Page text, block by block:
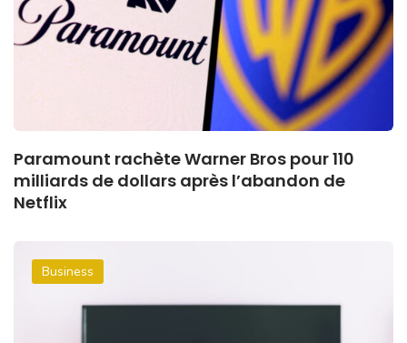
Paramount rachète Warner Bros pour 110
milliards de dollars après l’abandon de
Netflix
Business